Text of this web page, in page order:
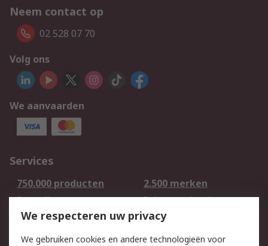
Neem contact op
02 528 07 70
Volg ons
We aanvaarden
Services
750.000 producten
2.500 merken
Bestellen
Inkoopoplossingen
Retouren
Technisch advies
Track & Trace
We respecteren uw privacy
We gebruiken cookies en andere technologieën voor